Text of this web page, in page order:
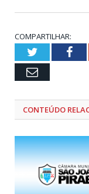
COMPARTILHAR:
Twitter
Email
CONTEÚDO